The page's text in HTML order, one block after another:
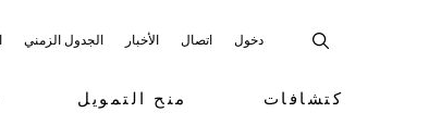
الجدول الزمني الأخبار اتصال دخول
منح التمويل كتشافات